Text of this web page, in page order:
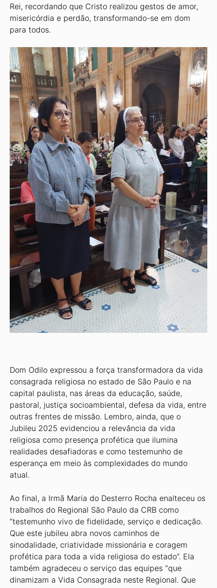
Rei, recordando que Cristo realizou gestos de amor,
misericórdia e perdão, transformando-se em dom
para todos.
Dom Odilo expressou a força transformadora da vida
consagrada religiosa no estado de São Paulo e na
capital paulista, nas áreas da educação, saúde,
pastoral, justiça socioambiental, defesa da vida, entre
outras frentes de missão. Lembro, ainda, que o
Jubileu 2025 evidenciou a relevância da vida
religiosa como presença profética que ilumina
realidades desafiadoras e como testemunho de
esperança em meio às complexidades do mundo
atual.
Ao final, a Irmã Maria do Desterro Rocha enalteceu os
trabalhos do Regional São Paulo da CRB como
“testemunho vivo de fidelidade, serviço e dedicação.
Que este jubileu abra novos caminhos de
sinodalidade, criatividade missionária e coragem
profética para toda a vida religiosa do estado”. Ela
também agradeceu o serviço das equipes “que
dinamizam a Vida Consagrada neste Regional. Que